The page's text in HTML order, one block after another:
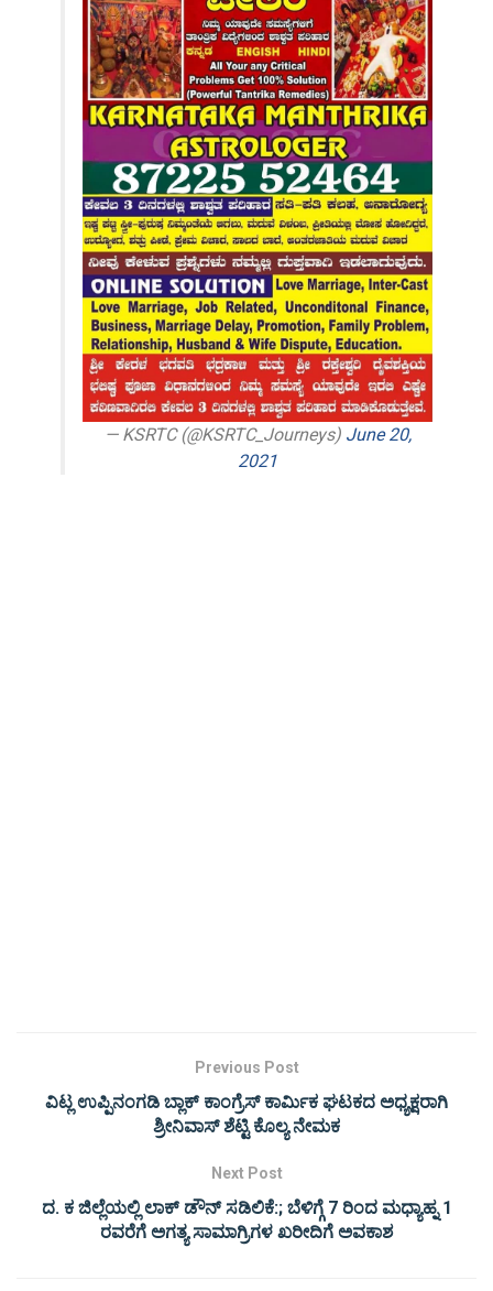
— KSRTC (@KSRTC_Journeys) June 20,
2021
Previous Post
ವಿಟ್ಲ ಉಪ್ಪಿನಂಗಡಿ ಬ್ಲಾಕ್ ಕಾಂಗ್ರೆಸ್ ಕಾರ್ಮಿಕ ಘಟಕದ ಅಧ್ಯಕ್ಷರಾಗಿ
ಶ್ರೀನಿವಾಸ್ ಶೆಟ್ಟಿ ಕೊಲ್ಯ ನೇಮಕ
Next Post
ದ. ಕ ಜಿಲ್ಲೆಯಲ್ಲಿ ಲಾಕ್ ಡೌನ್ ಸಡಿಲಿಕೆ:; ಬೆಳಿಗ್ಗೆ 7 ರಿಂದ ಮಧ್ಯಾಹ್ನ 1
ರವರೆಗೆ ಅಗತ್ಯ ಸಾಮಾಗ್ರಿಗಳ ಖರೀದಿಗೆ ಅವಕಾಶ